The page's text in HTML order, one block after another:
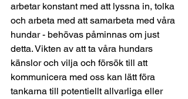
arbetar konstant med att lyssna in, tolka
och arbeta med att samarbeta med våra
hundar - behövas påminnas om just
detta. Vikten av att ta våra hundars
känslor och vilja och försök till att
kommunicera med oss kan lätt föra
tankarna till potentiellt allvarliga eller